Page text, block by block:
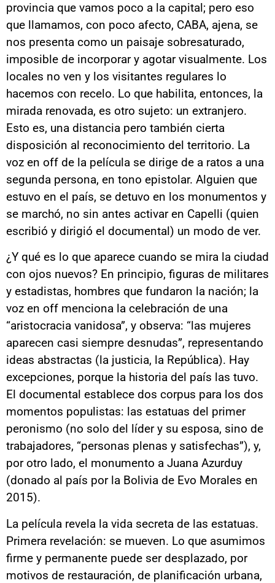
provincia que vamos poco a la capital; pero eso
que llamamos, con poco afecto, CABA, ajena, se
nos presenta como un paisaje sobresaturado,
imposible de incorporar y agotar visualmente. Los
locales no ven y los visitantes regulares lo
hacemos con recelo. Lo que habilita, entonces, la
mirada renovada, es otro sujeto: un extranjero.
Esto es, una distancia pero también cierta
disposición al reconocimiento del territorio. La
voz en off de la película se dirige de a ratos a una
segunda persona, en tono epistolar. Alguien que
estuvo en el país, se detuvo en los monumentos y
se marchó, no sin antes activar en Capelli (quien
escribió y dirigió el documental) un modo de ver.
¿Y qué es lo que aparece cuando se mira la ciudad
con ojos nuevos? En principio, figuras de militares
y estadistas, hombres que fundaron la nación; la
voz en off menciona la celebración de una
“aristocracia vanidosa”, y observa: “las mujeres
aparecen casi siempre desnudas”, representando
ideas abstractas (la justicia, la República). Hay
excepciones, porque la historia del país las tuvo.
El documental establece dos corpus para los dos
momentos populistas: las estatuas del primer
peronismo (no solo del líder y su esposa, sino de
trabajadores, “personas plenas y satisfechas”), y,
por otro lado, el monumento a Juana Azurduy
(donado al país por la Bolivia de Evo Morales en
2015).
La película revela la vida secreta de las estatuas.
Primera revelación: se mueven. Lo que asumimos
firme y permanente puede ser desplazado, por
motivos de restauración, de planificación urbana,